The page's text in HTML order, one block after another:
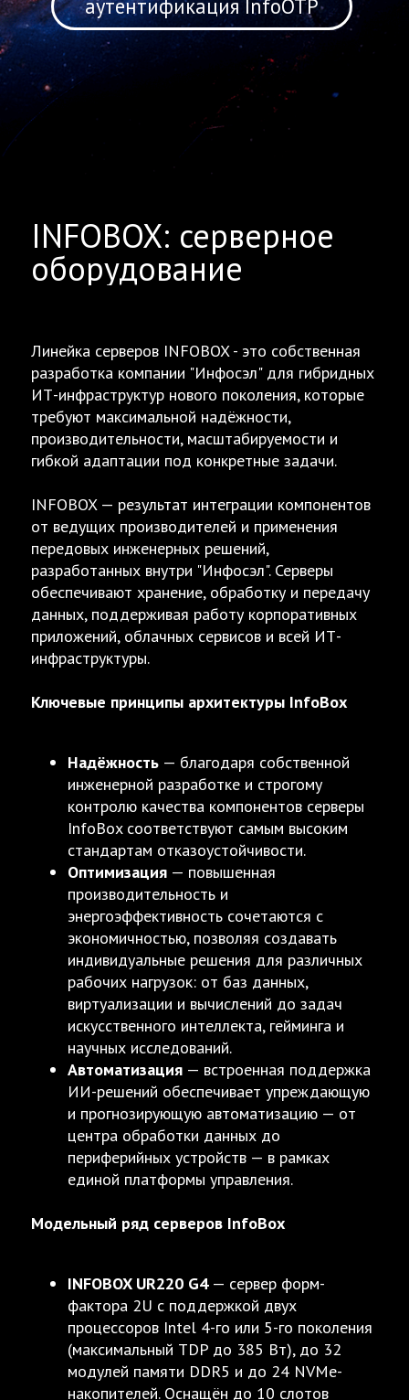
INFOBOX: серверное
оборудование
Линейка серверов INFOBOX - это собственная
разработка компании "Инфосэл" для гибридных
ИТ-инфраструктур нового поколения, которые
требуют максимальной надёжности,
производительности, масштабируемости и
гибкой адаптации под конкретные задачи.
INFOBOX — результат интеграции компонентов
от ведущих производителей и применения
передовых инженерных решений,
разработанных внутри "Инфосэл". Серверы
обеспечивают хранение, обработку и передачу
данных, поддерживая работу корпоративных
приложений, облачных сервисов и всей ИТ-
инфраструктуры.
Ключевые принципы архитектуры InfoBox
Надёжность— благодаря собственной
инженерной разработке и строгому
контролю качества компонентов серверы
InfoBox соответствуют самым высоким
стандартам отказоустойчивости.
Оптимизация— повышенная
производительность и
энергоэффективность сочетаются с
экономичностью, позволяя создавать
индивидуальные решения для различных
рабочих нагрузок: от баз данных,
виртуализации и вычислений до задач
искусственного интеллекта, гейминга и
научных исследований.
Автоматизация— встроенная поддержка
ИИ-решений обеспечивает упреждающую
и прогнозирующую автоматизацию — от
центра обработки данных до
периферийных устройств — в рамках
единой платформы управления.
Модельный ряд серверов InfoBox
INFOBOX UR220 G4— сервер форм-
фактора 2U с поддержкой двух
процессоров Intel 4-го или 5-го поколения
(максимальный TDP до 385 Вт), до 32
модулей памяти DDR5 и до 24 NVMe-
накопителей. Оснащён до 10 слотов